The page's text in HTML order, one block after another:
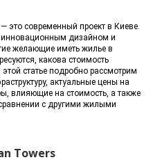
это современный проект в Киеве.
дизайном и
желающие иметь жилье в
какова стоимость
статье подробно рассмотрим
актуальные цены на
влияющие на стоимость, а также
с другими жилыми
Towers